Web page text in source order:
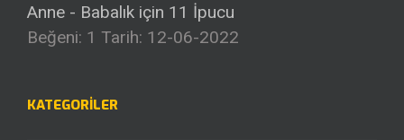
Anne - Babalık için 11 İpucu
Beğeni: 1 Tarih: 12-06-2022
KATEGORILER